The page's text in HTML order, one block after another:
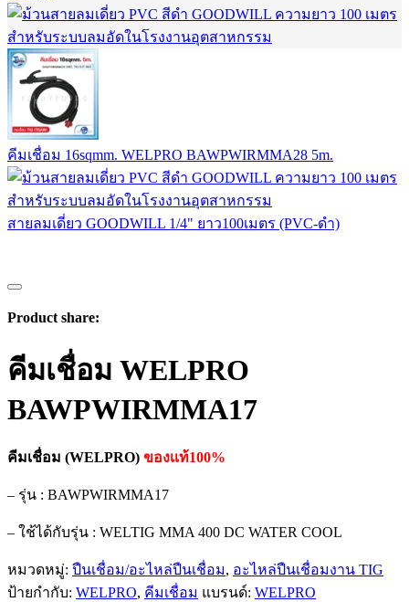
คีมเชื่อม 16sqmm. WELPRO BAWPWIRMMA28 5m.
สายลมเดี่ยว GOODWILL 1/4" ยาว100เมตร (PVC-ดำ)
Product share:
คีมเชื่อม WELPRO
BAWPWIRMMA17
คีมเชื่อม (WELPRO) ของเเท้100%
– รุ่น : BAWPWIRMMA17
– ใช้ได้กับรุ่น : WELTIG MMA 400 DC WATER COOL
หมวดหมู่: ปืนเชื่อม/อะไหล่ปืนเชื่อม, อะไหล่ปืนเชื่อมงาน TIG
ป้ายกำกับ: WELPRO, คีมเชื่อม แบรนด์: WELPRO